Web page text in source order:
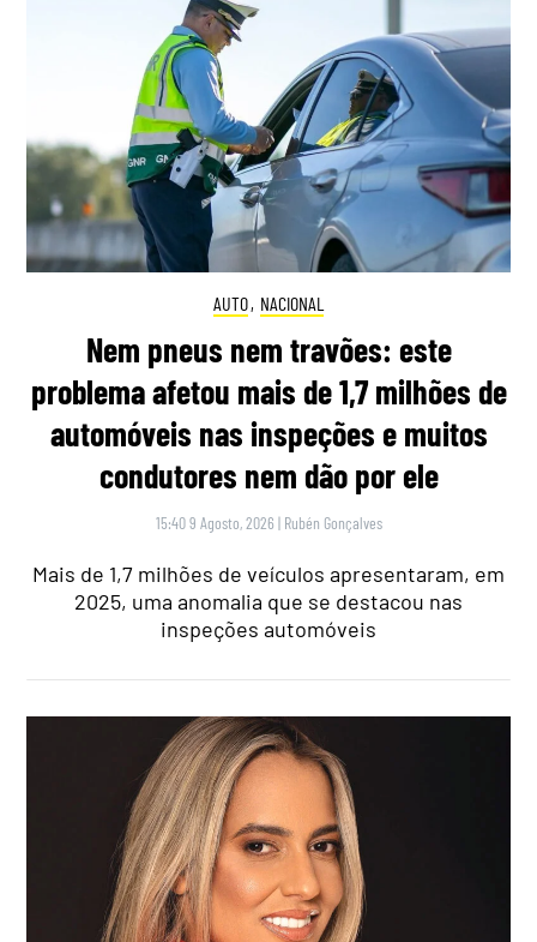
AUTO, NACIONAL
Nem pneus nem travões: este
problema afetou mais de 1,7 milhões de
automóveis nas inspeções e muitos
condutores nem dão por ele
15:40 9 Agosto, 2026 | Rubén Gonçalves
Mais de 1,7 milhões de veículos apresentaram, em
2025, uma anomalia que se destacou nas
inspeções automóveis